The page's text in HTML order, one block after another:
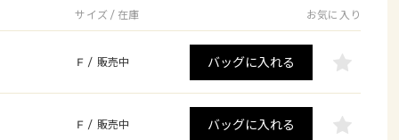
サイズ / 在庫 お気に入り
F / 販売中 バッグに入れる
F / 販売中 バッグに入れる